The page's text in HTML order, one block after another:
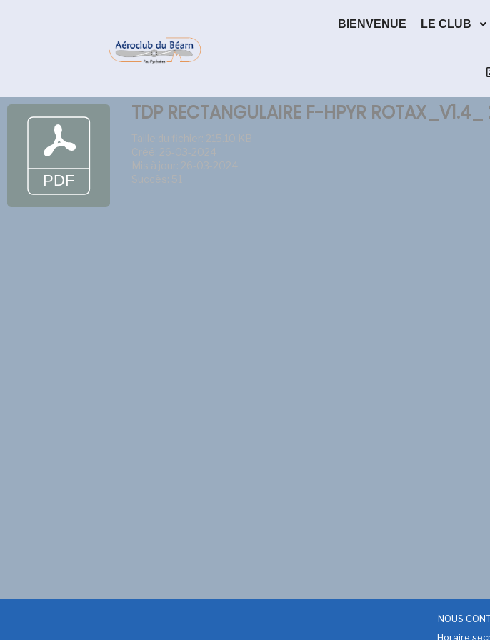
BIENVENUE LE CLUB
TDP RECTANGULAIRE F-HPYR
Taille du fichier: 215.10 KB
Créé: 26-03-2024
Mis à jour: 26-03-2024
Succès: 51
NOUS
Horaire